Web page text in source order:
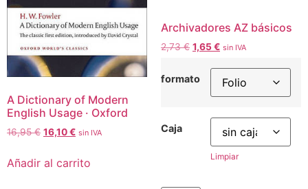
A Dictionary of Modern
English Usage · Oxford
16,95€ 16,10€ sin IVA
Añadir al carrito
Archivadores AZ básicos
2,73€ 1,65€ sin IVA
formato
Caja
Limpiar